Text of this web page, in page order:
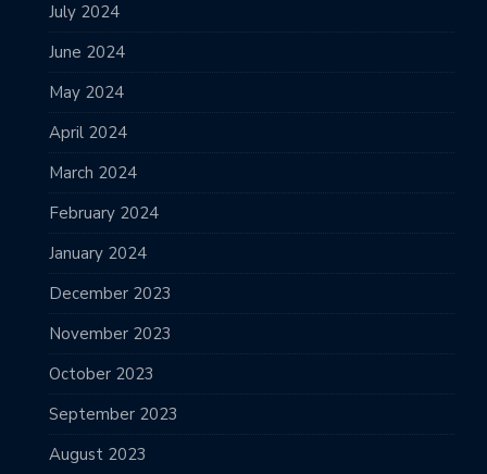
July 2024
June 2024
May 2024
April 2024
March 2024
February 2024
January 2024
December 2023
November 2023
October 2023
September 2023
August 2023